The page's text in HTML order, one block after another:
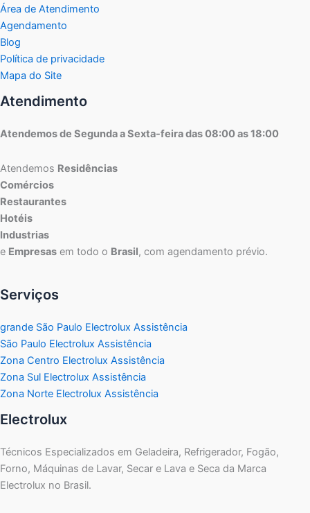
Área de Atendimento
Agendamento
Blog
Política de privacidade
Mapa do Site
Atendimento
Atendemos de Segunda a Sexta-feira das 08:00 as 18:00
Atendemos Residências
Comércios
Restaurantes
Hotéis
Industrias
e Empresas em todo o Brasil, com agendamento prévio.
Serviços
grande São Paulo Electrolux Assistência
São Paulo Electrolux Assistência
Zona Centro Electrolux Assistência
Zona Sul Electrolux Assistência
Zona Norte Electrolux Assistência
Electrolux
Técnicos Especializados em Geladeira, Refrigerador, Fogão,
Forno, Máquinas de Lavar, Secar e Lava e Seca da Marca
Electrolux no Brasil.